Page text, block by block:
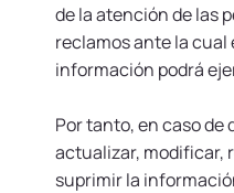
de la atención de las
reclamos ante la cual
información podrá
Por tanto, en caso de
actualizar, modificar,
suprimir la